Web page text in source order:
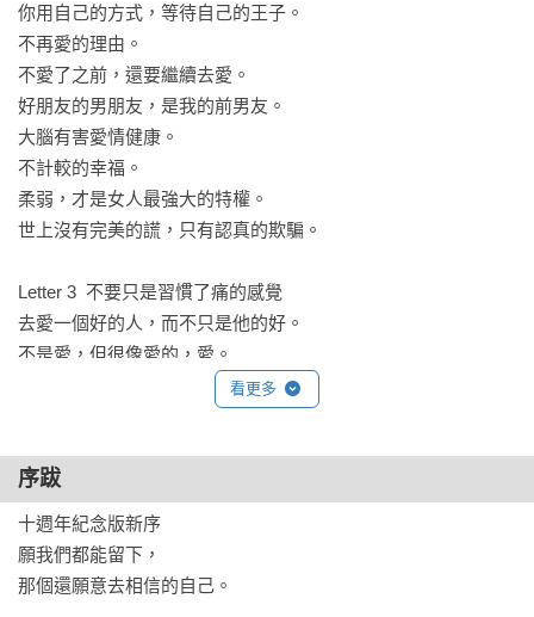
或許等待漫長，
但有日，一定會再出現另一個人，
他珍惜你，如同珍惜自己。
【一個男人的告白】
◎愛情裡面，從來都沒有錯的時間與對的人，因為只有對的時
◎所謂的分手，常常就像是面對一個遠行的旅人，你以為自己
終是他的歸途，但沒想到他已經在其他地方落腳。
在影響著你。他早已在你的世界之外，但你卻還以他為中心。
◎愛情是他在傷心時候還會顧慮到你的擔心。他不單只注視著
自己的情緒，而是連你一起考量進去，因為他跟你是「你
們」。
你用自己的方式，等待自己的王子。
不再愛的理由。
不愛了之前，還要繼續去愛。
好朋友的男朋友，是我的前男友。
大腦有害愛情健康。
不計較的幸福。
柔弱，才是女人最強大的特權。
世上沒有完美的謊，只有認真的欺騙。
Letter 3  不要只是習慣了痛的感覺
去愛一個好的人，而不只是他的好。
不是愛，但很像愛的，愛。
從前男友，現在好朋友。
愛情裡沒有為誰好，只有一起好。
看更多
序跋
十週年紀念版新序
願我們都能留下，
那個還願意去相信的自己。